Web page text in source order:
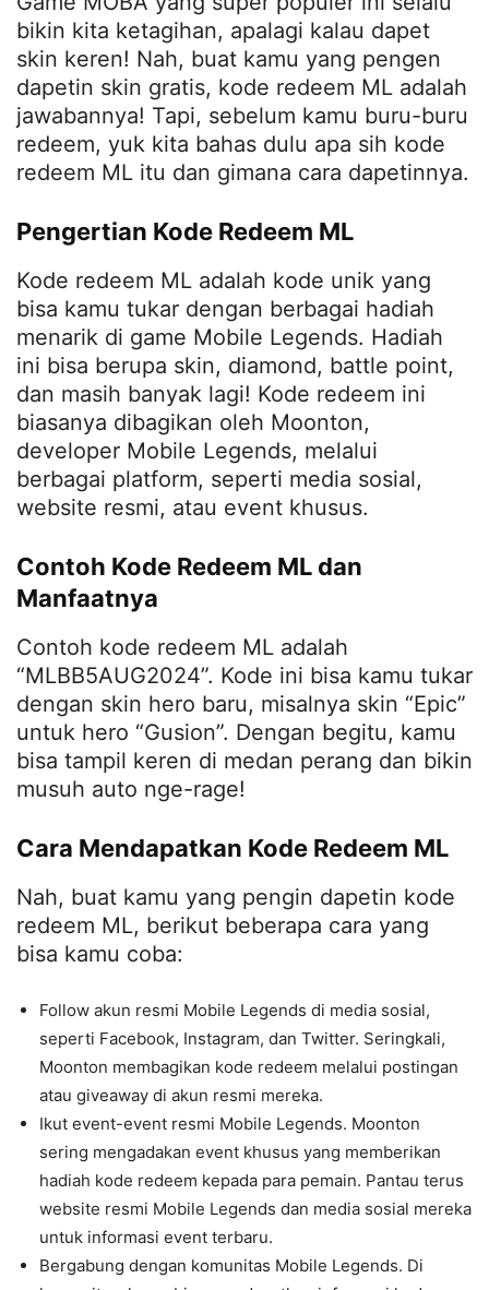
bikin kita ketagihan, apalagi kalau dapet
skin keren! Nah, buat kamu yang pengen
dapetin skin gratis, kode redeem ML adalah
jawabannya! Tapi, sebelum kamu buru-buru
redeem, yuk kita bahas dulu apa sih kode
redeem ML itu dan gimana cara dapetinnya.
Pengertian Kode Redeem ML
Kode redeem ML adalah kode unik yang
bisa kamu tukar dengan berbagai hadiah
menarik di game Mobile Legends. Hadiah
ini bisa berupa skin, diamond, battle point,
dan masih banyak lagi! Kode redeem ini
biasanya dibagikan oleh Moonton,
developer Mobile Legends, melalui
berbagai platform, seperti media sosial,
website resmi, atau event khusus.
Contoh Kode Redeem ML dan
Manfaatnya
Contoh kode redeem ML adalah
“MLBB5AUG2024”. Kode ini bisa kamu tukar
dengan skin hero baru, misalnya skin “Epic”
untuk hero “Gusion”. Dengan begitu, kamu
bisa tampil keren di medan perang dan bikin
musuh auto nge-rage!
Cara Mendapatkan Kode Redeem ML
Nah, buat kamu yang pengin dapetin kode
redeem ML, berikut beberapa cara yang
bisa kamu coba:
Follow akun resmi Mobile Legends di media sosial,
seperti Facebook, Instagram, dan Twitter. Seringkali,
Moonton membagikan kode redeem melalui postingan
atau giveaway di akun resmi mereka.
Ikut event-event resmi Mobile Legends. Moonton
sering mengadakan event khusus yang memberikan
hadiah kode redeem kepada para pemain. Pantau terus
website resmi Mobile Legends dan media sosial mereka
untuk informasi event terbaru.
Bergabung dengan komunitas Mobile Legends. Di